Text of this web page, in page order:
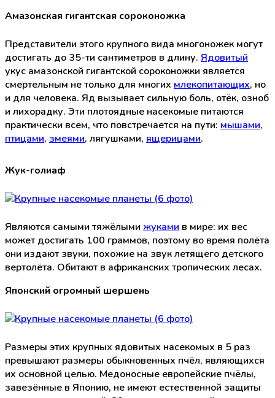
Амазонская гигантская сороконожка
Представители этого крупного вида многоножек могут
достигать до 35-ти сантиметров в длину. Ядовитый
укус амазонской гигантской сороконожки является
смертельным не только для многих млекопитающих, но
и для человека. Яд вызывает сильную боль, отёк, озноб
и лихорадку. Эти плотоядные насекомые питаются
практически всем, что повстречается на пути: мышами,
птицами, змеями, лягушками, ящерицами.
Жук-голиаф
Являются самыми тяжёлыми жуками в мире: их вес
может достигать 100 граммов, поэтому во время полёта
они издают звуки, похожие на звук летящего детского
вертолёта. Обитают в африканских тропических лесах.
Японский огромный шершень
Размеры этих крупных ядовитых насекомых в 5 раз
превышают размеры обыкновенных пчёл, являющихся
их основной целью. Медоносные европейские пчёлы,
завезённые в Японию, не имеют естественной защиты